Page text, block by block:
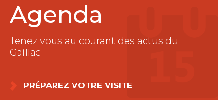
Agenda
Tenez vous au courant des actus du
Gaillac
PRÉPAREZ VOTRE VISITE